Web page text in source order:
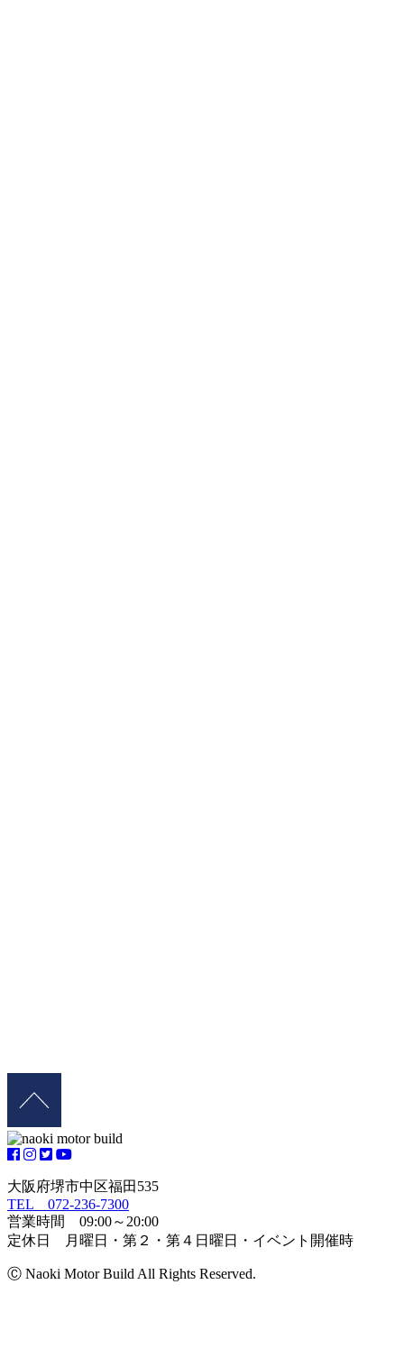
大阪府堺市中区福田535
TEL 072-236-7300
営業時間 09:00～20:00
定休日 月曜日・第２・第４日曜日・イベント開催時
Ⓒ Naoki Motor Build All Rights Reserved.